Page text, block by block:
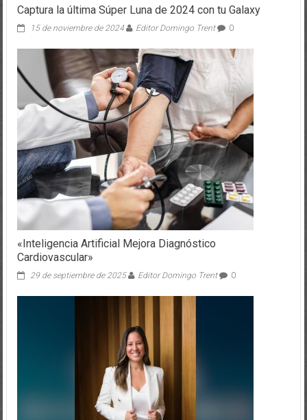
Captura la última Súper Luna de 2024 con tu Galaxy
15 de noviembre de 2024 Editor Domingo Trent 0
«Inteligencia Artificial Mejora Diagnóstico
Cardiovascular»
29 de septiembre de 2025 Editor Domingo Trent 0